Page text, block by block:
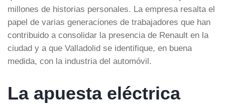
millones de historias personales. La empresa resalta el
papel de varias generaciones de trabajadores que han
contribuido a consolidar la presencia de Renault en la
ciudad y a que Valladolid se identifique, en buena
medida, con la industria del automóvil.
La apuesta eléctrica